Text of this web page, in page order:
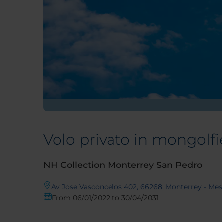
Volo privato in
NH Collection Monterrey San Pedro
Av Jose Vasconcelos 402, 66268, Monterrey -
From 06/01/2022 to 30/04/2031